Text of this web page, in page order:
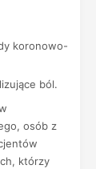
koronowo-
ból.
osób z
którzy